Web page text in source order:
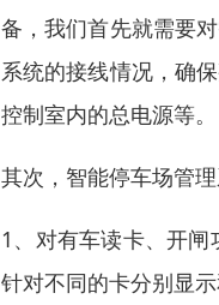
备，我们首先就需要
系统的接线情况，确
控制室内的总电源等。
其次，智能停车场管
1、对有车读卡、开
针对不同的卡分别显示